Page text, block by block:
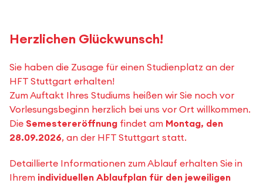
Herzlichen Glückwunsch!
Sie haben die Zusage für einen Studienplatz an der
HFT Stuttgart erhalten!
Zum Auftakt Ihres Studiums heißen wir Sie noch vor
Vorlesungsbeginn herzlich bei uns vor Ort willkommen.
Die Semestereröffnung findet am Montag, den
28.09.2026, an der HFT Stuttgart statt.
Detaillierte Informationen zum Ablauf erhalten Sie in
Ihrem individuellen Ablaufplan für den jeweiligen